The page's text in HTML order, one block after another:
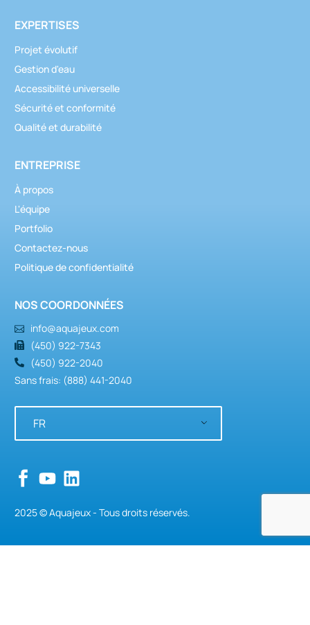
EXPERTISES
Projet évolutif
Gestion d'eau
Accessibilité universelle
Sécurité et conformité
Qualité et durabilité
ENTREPRISE
À propos
L'équipe
Portfolio
Contactez-nous
Politique de confidentialité
NOS COORDONNÉES
info@aquajeux.com
(450) 922-7343
(450) 922-2040
Sans frais: (888) 441-2040
FR
2025 © Aquajeux - Tous droits réservés.